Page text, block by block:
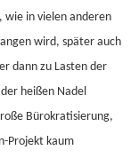
wie in vielen anderen
wird, später auch
dann zu Lasten der
heißen Nadel
Bürokratisierung,
Projekt kaum